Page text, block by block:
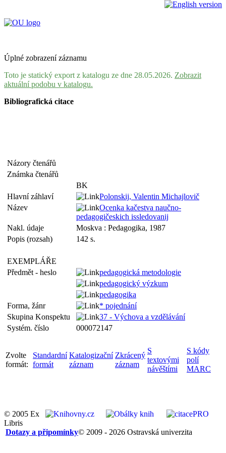
Úplné zobrazení záznamu
Toto je statický export z katalogu ze dne 28.05.2026. Zobrazit
aktuální podobu v katalogu.
Bibliografická citace
Názory čtenářů
Známka čtenářů
BK
Hlavní záhlaví
Polonskij, Valentin Michajlovič
Název
Ocenka kačestva naučno-
pedagogičeskich issledovanij
Nakl. údaje
Moskva : Pedagogika, 1987
Popis (rozsah)
142 s.
EXEMPLÁŘE
Předmět - heslo
pedagogická metodologie
pedagogický výzkum
pedagogika
Forma, žánr
* pojednání
Skupina Konspektu
37 - Výchova a vzdělávání
Systém. číslo
000072147
Zvolte
formát:
Standardní
formát
Katalogizační
záznam
Zkrácený
záznam
S
textovými
návěštími
S kódy
polí
MARC
© 2005 Ex
Libris
© 2009 - 2026 Ostravská univerzita
Dotazy a připomínky